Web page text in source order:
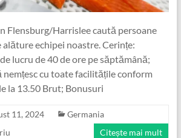
Flensburg/Harrislee caută persoane
alăture echipei noastre. Cerințe:
lucru de 40 de ore pe săptămână;
cu toate facilitățile conform
la 13.50 Brut; Bonusuri
11, 2024
Germania
Citește mai mult